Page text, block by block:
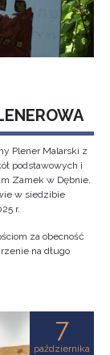
Plener Malarski z
podstawowych i
Zamek w Dębnie.
w siedzibie
r.
za obecność
na długo
7
października